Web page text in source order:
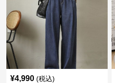
¥4,990 (税込)